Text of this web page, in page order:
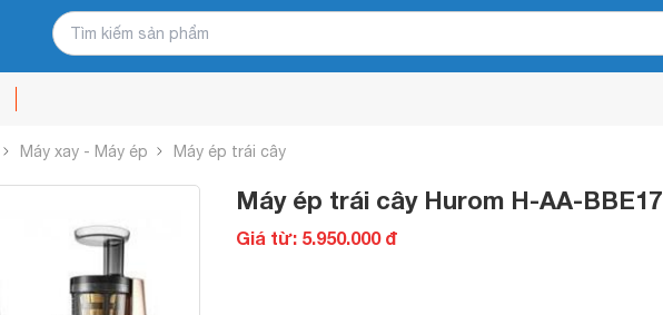
Máy xay - Máy ép Máy ép trái cây
Máy ép trái cây Hurom H-AA-BBE17
Giá từ: 5.950.000 đ